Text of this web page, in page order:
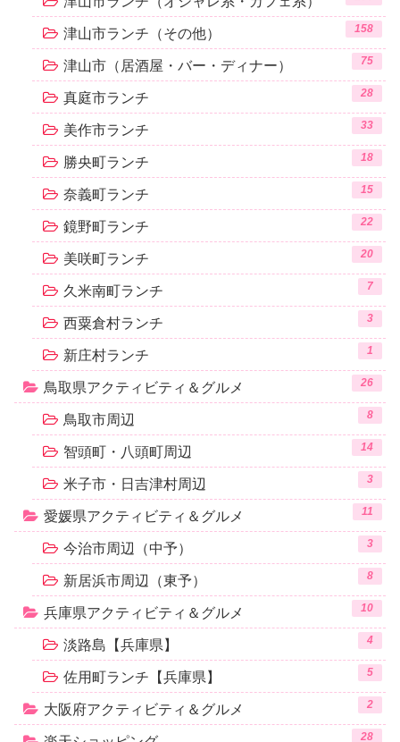
津山市ランチ（その他） 158
津山市（居酒屋・バー・ディナー） 75
真庭市ランチ 28
美作市ランチ 33
勝央町ランチ 18
奈義町ランチ 15
鏡野町ランチ 22
美咲町ランチ 20
久米南町ランチ 7
西粟倉村ランチ 3
新庄村ランチ 1
鳥取県アクティビティ＆グルメ 26
鳥取市周辺 8
智頭町・八頭町周辺 14
米子市・日吉津村周辺 3
愛媛県アクティビティ＆グルメ 11
今治市周辺（中予） 3
新居浜市周辺（東予） 8
兵庫県アクティビティ＆グルメ 10
淡路島【兵庫県】 4
佐用町ランチ【兵庫県】 5
大阪府アクティビティ＆グルメ 2
28